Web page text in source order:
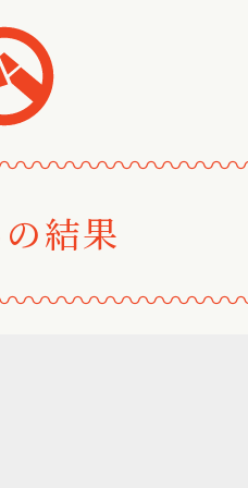
〰〰〰〰〰〰〰
結果
〰〰〰〰〰〰〰